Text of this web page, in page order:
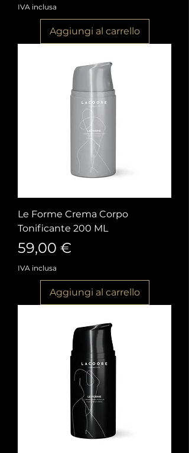
IVA inclusa
Aggiungi al carrello
Le Forme Crema Corpo
Tonificante 200 ML
Prezzo
59,00 €
IVA inclusa
Aggiungi al carrello